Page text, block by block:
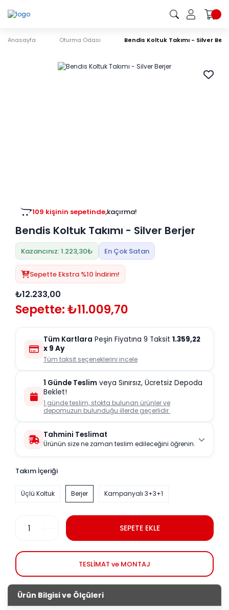
Anasayfa Oturma Odası Bendis Koltuk Takımı - Silver
109 kişinin sepetinde,kaçırma!
Bendis Koltuk Takımı - Silver Berjer
Kazancınız: 1.223,30₺ En Çok Satan
Sepette Ekstra %10 İndirim!
₺12.233,00
Sepette: ₺11.009,70
Tüm Kartlara Peşin Fiyatına 9 Taksit 1.359,22
x 9 Ay
Tüm taksit seçeneklerini incele
1 Günde Teslim veya Sınırsız, Ücretsiz Depoda
Beklet!
1 günde teslim, stokta bulunan ürünler ve
depomuzun bulunduğu illerde geçerlidir.
Tahmini Teslimat
Ürünün size ne zaman teslim edileceğini öğrenin.
Takım İçeriği
Üçlü Koltuk Berjer Kampanyalı 3+3+1
SEPETE EKLE
TESLİMAT ve MONTAJ
Ürün Bilgisi ve Ölçüleri